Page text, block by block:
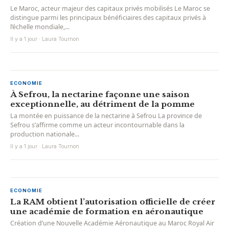
Le Maroc, acteur majeur des capitaux privés mobilisés Le Maroc se
distingue parmi les principaux bénéficiaires des capitaux privés à
l’échelle mondiale,...
Il y a 1 jour · Laura Tournon
ECONOMIE
À Sefrou, la nectarine façonne une saison
exceptionnelle, au détriment de la pomme
La montée en puissance de la nectarine à Sefrou La province de
Sefrou s’affirme comme un acteur incontournable dans la
production nationale...
Il y a 1 jour · Laura Tournon
ECONOMIE
La RAM obtient l’autorisation officielle de créer
une académie de formation en aéronautique
Création d’une Nouvelle Académie Aéronautique au Maroc Royal Air